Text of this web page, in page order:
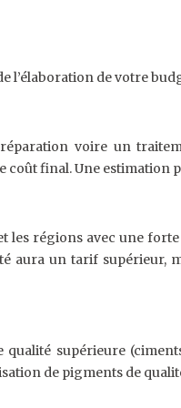
l’élaboration de votre
voire un
final. Une estimation
régions avec une
aura un tarif
supérieure
de pigments de